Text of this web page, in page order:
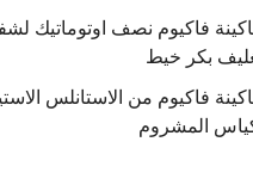
فاكيوم نصف اوتوماتيك
بكر خيط
فاكيوم من الاستانلس
المشروم